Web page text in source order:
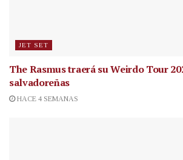
JET SET
The Rasmus traerá su Weirdo Tour
salvadoreñas
HACE 4 SEMANAS